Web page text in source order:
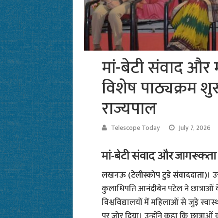
मां-बेटी संवाद और
विशेष पाठ्यक्रम
राज्यपाल
Telescope Today July 7, 2026
मां-बेटी संवाद और
लखनऊ (टेलीस्कोप टुडे संवाददाता)।
कुलाधिपति आनंदीबेन पटेल ने
विश्वविद्यालयों में महिलाओं से जुड़े